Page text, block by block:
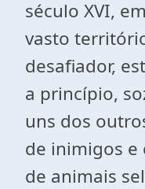
século XVI,
vasto
desafiador,
a princípio,
uns dos
de inimigos e
de animais